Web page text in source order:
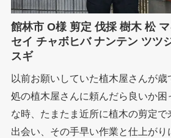
館林市 O様 剪定 伐採 樹木 松
セイ チャボヒバ ナンテン ツツ
スギ
以前お願いしていた植木屋さんが
処の植木屋さんに頼んだら良いか困
な時、たまたま近所に植木の剪定で
出会い、その手早い作業と仕上がり